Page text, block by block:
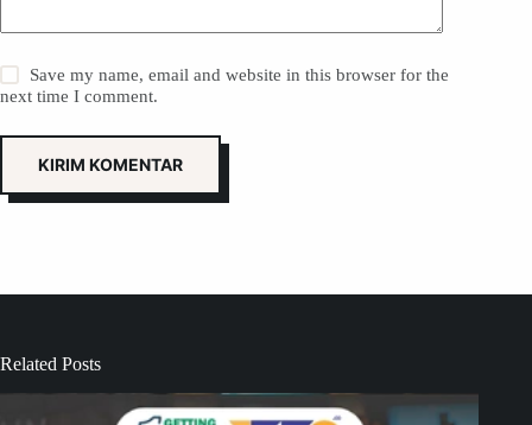
Save my name, email and website in this browser for the
next time I comment.
KIRIM KOMENTAR
Related Posts